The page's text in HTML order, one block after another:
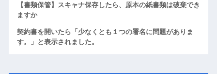
【書類保管】スキャナ保存したら、原本の紙書類は破棄でき
ますか
契約書を開いたら「少なくとも１つの署名に問題がありま
す。」と表示されました。